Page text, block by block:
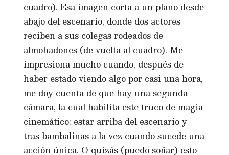
cuadro). Esa imagen corta a un plano desde
abajo del escenario, donde dos actores
reciben a sus colegas rodeados de
almohadones (de vuelta al cuadro). Me
impresiona mucho cuando, después de
haber estado viendo algo por casi una hora,
me doy cuenta de que hay una segunda
cámara, la cual habilita este truco de magia
cinemático: estar arriba del escenario y
tras bambalinas a la vez cuando sucede una
acción única. O quizás (puedo soñar) esto